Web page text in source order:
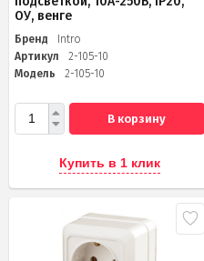
ОУ, венге
Бренд
Intro
Артикул
2-105-10
Модель
2-105-10
В корзину
Купить в 1 клик